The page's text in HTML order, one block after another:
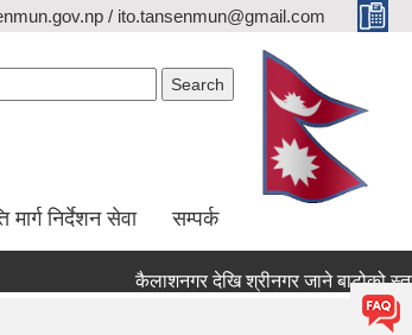
/ ito.tansenmun@gmail.com
मार्ग निर्देशन सेवा सम्पर्क